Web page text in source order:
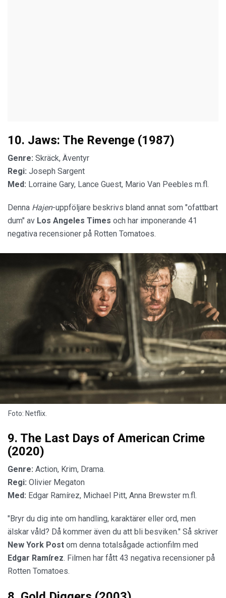
10. Jaws: The Revenge (1987)
Genre: Skräck, Äventyr
Regi: Joseph Sargent
Med: Lorraine Gary, Lance Guest, Mario Van Peebles m.fl.
Denna Hajen-uppföljare beskrivs bland annat som "ofattbart
dum" av Los Angeles Times och har imponerande 41
negativa recensioner på Rotten Tomatoes.
Foto: Netflix.
9. The Last Days of American Crime
(2020)
Genre: Action, Krim, Drama.
Regi: Olivier Megaton
Med: Edgar Ramírez, Michael Pitt, Anna Brewster m.fl.
"Bryr du dig inte om handling, karaktärer eller ord, men
älskar våld? Då kommer även du att bli besviken." Så skriver
New York Post om denna totalsågade actionfilm med
Edgar Ramírez. Filmen har fått 43 negativa recensioner på
Rotten Tomatoes.